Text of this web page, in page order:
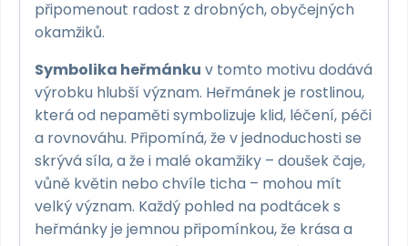
připomenout radost z drobných, obyčejných
okamžiků.
Symbolika heřmánku v tomto motivu dodává
výrobku hlubší význam. Heřmánek je rostlinou,
která od nepaměti symbolizuje klid, léčení, péči
a rovnováhu. Připomíná, že v jednoduchosti se
skrývá síla, a že i malé okamžiky – doušek čaje,
vůně květin nebo chvíle ticha – mohou mít
velký význam. Každý pohled na podtácek s
heřmánky je jemnou připomínkou, že krása a